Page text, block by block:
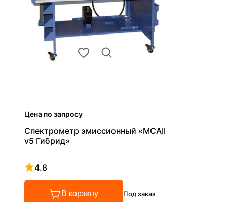
Цена по запросу
Спектрометр эмиссионный «МСАII
v5 Гибрид»
4.8
Рейтинг 4.8 из 5
В корзину Под заказ